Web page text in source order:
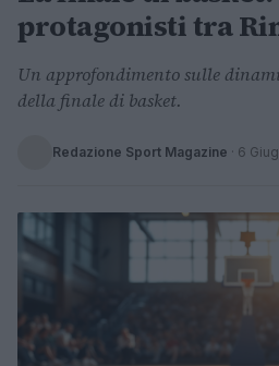
protagonisti tra
Un approfondimento sulle
della finale di basket.
Redazione Sport Magazine · 6